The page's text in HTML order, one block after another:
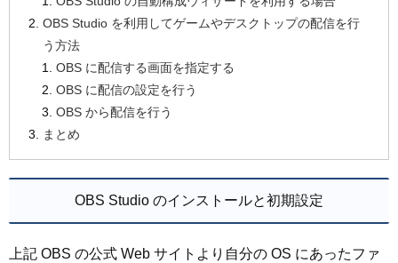
OBS Studio を利用してゲームやデスクトップの配信を行
う方法
OBS に配信する画面を指定する
OBS に配信の設定を行う
OBS から配信を行う
まとめ
OBS Studio のインストールと初期設定
上記 OBS の公式 Web サイトより自分の OS にあったファ